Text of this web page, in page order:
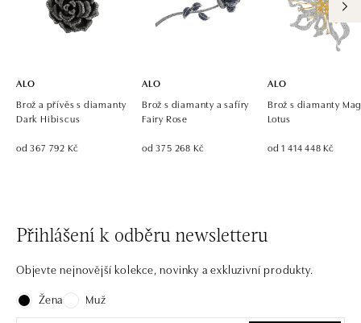
Pribinova 8, 811 09 Bratislava
tel.: +421 917 090 700, +421 918 777 670
ALO
Brož a přívěs s diamanty
Dark Hibiscus
od 367 792 Kč
ALO
Brož s diamanty a safíry
Fairy Rose
od 375 268 Kč
ALO
Brož s diamanty
Lotus
od 1 414 448 Kč
Přihlášení k odběru newsletteru
Objevte nejnovější kolekce, novinky a exkluzivní produkty.
Žena
Muž